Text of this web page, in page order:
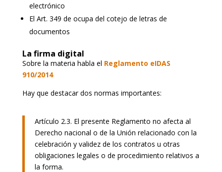
electrónico
El Art. 349 de ocupa del cotejo de letras de
documentos
La firma digital
Sobre la materia habla el Reglamento eIDAS
910/2014
Hay que destacar dos normas importantes:
Artículo 2.3. El presente Reglamento no afecta al
Derecho nacional o de la Unión relacionado con la
celebración y validez de los contratos u otras
obligaciones legales o de procedimiento relativos a
la forma.